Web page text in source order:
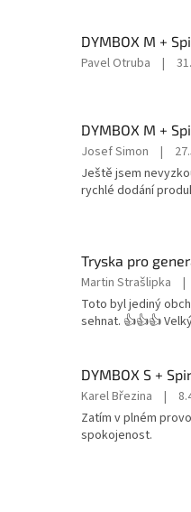
Hodnocení
z
5
hvězdiček.
Pavel Otruba |
Hodnocení
produktu
je
5
hvězdiček.
Josef Simon |
Ještě jsem
rychlé dodání
Tryska pro
Hodnocení
produktu
je
5
hvězdiček.
Martin Strašlipka |
Toto byl jediný
sehnat. 👍👍👍
Hodnocení
produktu
je
Karel Březina |
Zatím v plném
spokojenost.